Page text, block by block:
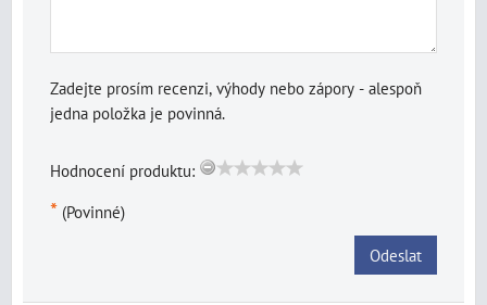
Zadejte prosím recenzi, výhody nebo zápory - alespoň
jedna položka je povinná.
Hodnocení produktu:
* (Povinné)
Odeslat